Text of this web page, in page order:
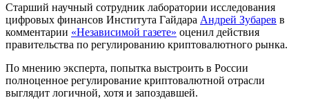
Старший научный сотрудник лаборатории исследования
цифровых финансов Института Гайдара Андрей Зубарев в
комментарии «Независимой газете» оценил действия
правительства по регулированию криптовалютного рынка.
По мнению эксперта, попытка выстроить в России
полноценное регулирование криптовалютной отрасли
выглядит логичной, хотя и запоздавшей.